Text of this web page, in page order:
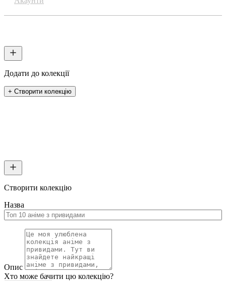
Додати до колекції
+ Створити колекцію
Створити колекцію
Назва
Опис
Хто може бачити цю колекцію?